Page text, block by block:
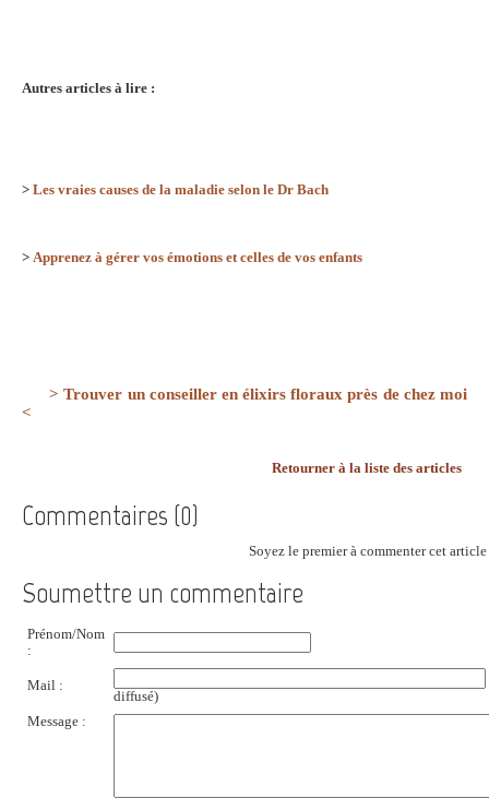
Autres articles à lire :
> Les vraies causes de la maladie selon le Dr Bach
> Apprenez à gérer vos émotions et celles de vos enfants
> Trouver un conseiller en élixirs floraux près de chez moi
<
Retourner à la liste des articles
Commentaires (0)
Soyez le premier à commenter cet article
Soumettre un commentaire
Prénom/Nom
:
Mail :
diffusé)
Message :